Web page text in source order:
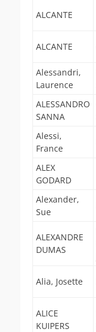
ALCANTE
ALCANTE
Alessandri,
Laurence
ALESSANDRO
SANNA
Alessi,
France
ALEX
GODARD
Alexander,
Sue
ALEXANDRE
DUMAS
Alia, Josette
ALICE
KUIPERS